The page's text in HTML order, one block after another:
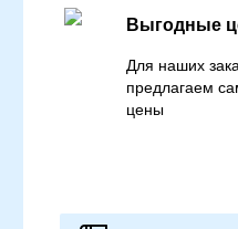
Выгодные
Для наших
предлагаем
цены